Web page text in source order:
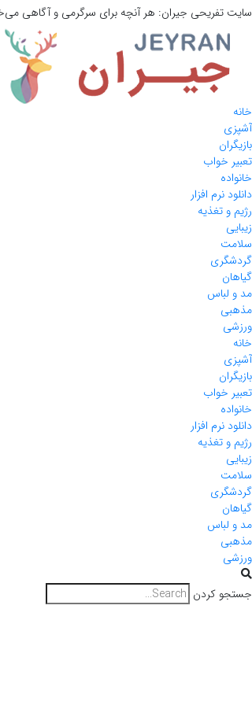
سایت تفریحی جیران: هر آنچه برای سرگرمی و آگاهی
خانه
آشپزی
بازیگران
تعبیر خواب
خانواده
دانلود نرم افزار
رژیم و تغذیه
زیبایی
سلامت
گردشگری
گیاهان
مد و لباس
مذهبی
ورزشی
خانه
آشپزی
بازیگران
تعبیر خواب
خانواده
دانلود نرم افزار
رژیم و تغذیه
زیبایی
سلامت
گردشگری
گیاهان
مد و لباس
مذهبی
ورزشی
جستجو کردن